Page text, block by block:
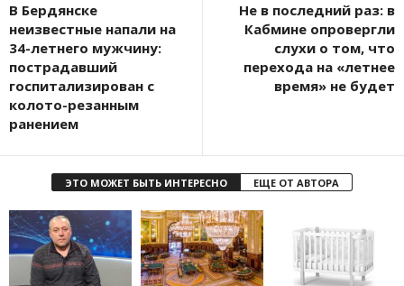
В Бердянске
неизвестные напали на
34-летнего мужчину:
пострадавший
госпитализирован с
колото-резанным
ранением
Не в последний раз: в
Кабмине опровергли
слухи о том, что
перехода на «летнее
время» не будет
ЭТО МОЖЕТ БЫТЬ ИНТЕРЕСНО ЕЩЕ ОТ АВТОРА